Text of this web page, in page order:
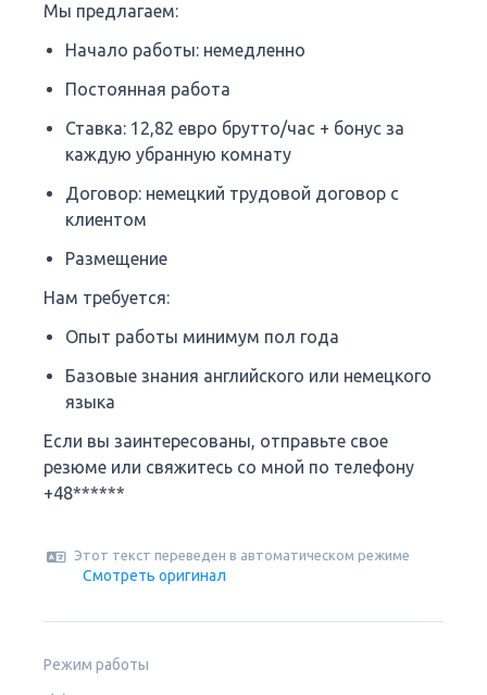
Мы предлагаем:
Начало работы: немедленно
Постоянная работа
Ставка: 12,82 евро брутто/час + бонус за
каждую убранную комнату
Договор: немецкий трудовой договор с
клиентом
Размещение
Нам требуется:
Опыт работы минимум пол года
Базовые знания английского или немецкого
языка
Если вы заинтересованы, отправьте свое
резюме или свяжитесь со мной по телефону
+48******
Этот текст переведен в автоматическом режиме
Смотреть оригинал
Режим работы